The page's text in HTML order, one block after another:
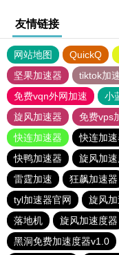
友情链接
网站地图 QuickQ
坚果加速器
tiktok加
免费vqn外网加速
小
旋风加速器
免费vps
快连加速器
快连加
快鸭加速器
旋风加
雷霆加速
狂飙加速器
tyl加速器官网
旋风
落地机
旋风加速度器
黑洞免费加速度器v1.0